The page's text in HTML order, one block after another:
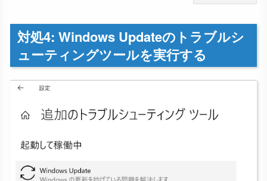
対処4: Windows Updateのトラブルシ
ューティングツールを実行する